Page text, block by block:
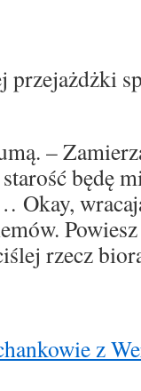
–
będę
rzecz
z